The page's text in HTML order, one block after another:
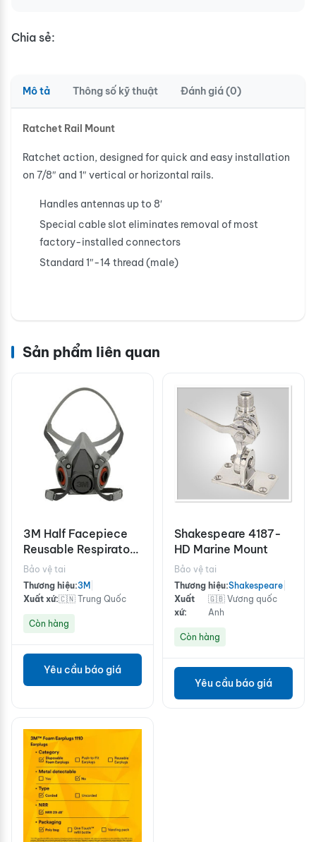
Chia sẻ:
Mô tả Thông số kỹ thuật Đánh giá (0)
Ratchet Rail Mount
Ratchet action, designed for quick and easy installation
on 7/8″ and 1″ vertical or horizontal rails.
Handles antennas up to 8′
Special cable slot eliminates removal of most
factory-installed connectors
Standard 1″-14 thread (male)
Sản phẩm liên quan
3M Half Facepiece
Reusable Respirator
6200
Bảo vệ tai
Thương hiệu:3M
Xuất xứ:🇨🇳 Trung Quốc
Còn hàng
Yêu cầu báo giá
Shakespeare 4187-
HD Marine Mount
Bảo vệ tai
Thương hiệu:Shakespeare
Xuất
xứ:
🇬🇧 Vương quốc
Anh
Còn hàng
Yêu cầu báo giá